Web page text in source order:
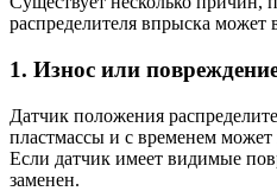
распределителя впрыска может
1. Износ или
Датчик положения
пластмассы и с временем может
Если датчик имеет видимые
заменен.